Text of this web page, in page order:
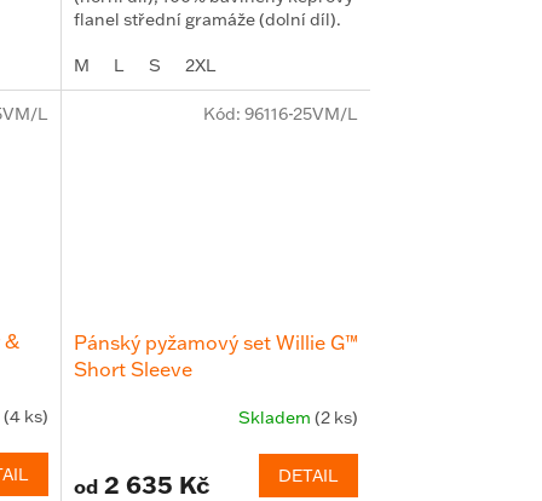
flanel střední gramáže (dolní díl).
M
L S 2XL
&
(4 ks)
L
Pánský pyžamový set Willie G™
Short Sleeve
Skladem (2 ks)
od 2 635 Kč DETAIL
Kód: 96116-25VM/L